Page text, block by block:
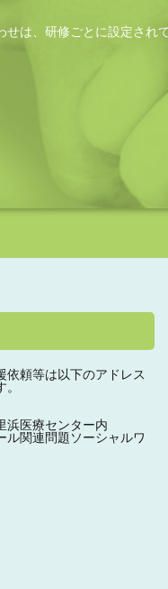
は、研修ごとに設定され
依頼等は以下のアドレス
浜医療センター内
関連問題ソーシャルワ